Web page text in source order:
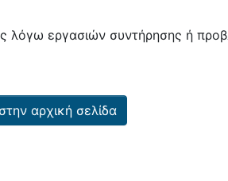
λόγω εργασιών συντήρησης ή
αρχική σελίδα